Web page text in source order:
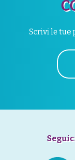
Scrivi le tue